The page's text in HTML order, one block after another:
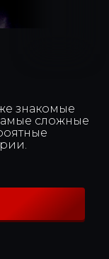
знакомые
сложные